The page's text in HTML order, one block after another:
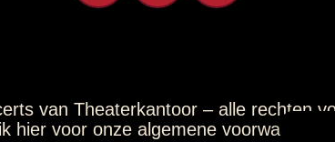
van Theaterkantoor – alle rechten
hier voor onze algemene voorwaarden.